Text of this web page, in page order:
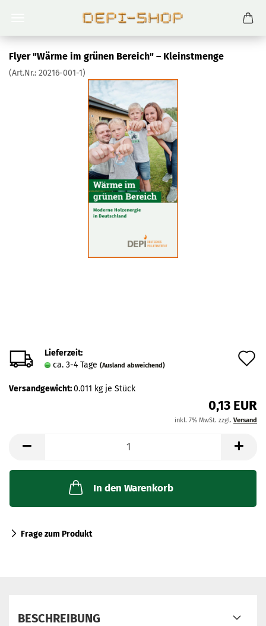
Flyer "Wärme im grünen Bereich" – Kleinstmenge
(Art.Nr.: 20216-001-1)
Lieferzeit:
ca. 3-4 Tage (Ausland abweichend)
Versandgewicht:0.011 kg je Stück
0,13 EUR
inkl. 7% MwSt. zzgl. Versand
In den Warenkorb
Frage zum Produkt
BESCHREIBUNG